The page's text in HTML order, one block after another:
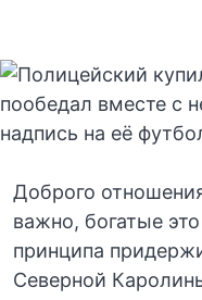
Доброго
важно, богатые
принципа
Северной